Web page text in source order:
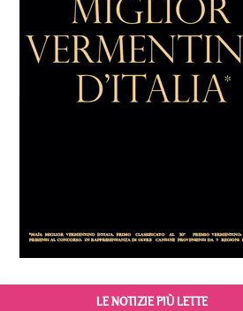
LE NOTIZIE PIÙ LETTE